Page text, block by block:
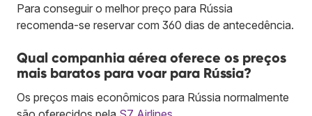
Para conseguir o melhor preço para Rússia
recomenda-se reservar com 360 dias de antecedência.
Qual companhia aérea oferece os preços
mais baratos para voar para Rússia?
Os preços mais econômicos para Rússia normalmente